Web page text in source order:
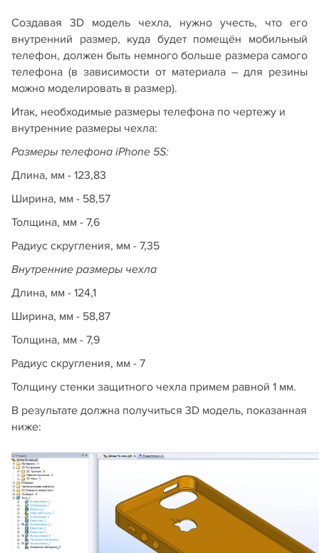
Создавая 3D модель чехла, нужно учесть, что его
внутренний размер, куда будет помещён мобильный
телефон, должен быть немного больше размера самого
телефона (в зависимости от материала – для резины
можно моделировать в размер).
Итак, необходимые размеры телефона по чертежу и
внутренние размеры чехла:
Размеры телефона iPhone 5S:
Длина, мм - 123,83
Ширина, мм - 58,57
Толщина, мм - 7,6
Радиус скругления, мм - 7,35
Внутренние размеры чехла
Длина, мм - 124,1
Ширина, мм - 58,87
Толщина, мм - 7,9
Радиус скругления, мм - 7
Толщину стенки защитного чехла примем равной 1 мм.
В результате должна получиться 3D модель, показанная
ниже: